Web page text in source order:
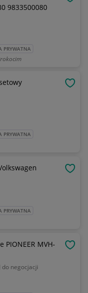
9833500080
PRYWATNA
PRYWATNA
PRYWATNA
PIONEER MVH-
do negocjacji